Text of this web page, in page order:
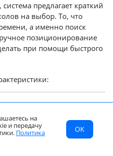
Каталог
Главная
RU
предлагает краткий
на выбор. То, что
а именно поиск
позиционирование
при помощи быстрого
72 кВт
на
и передачу
Политика
OK